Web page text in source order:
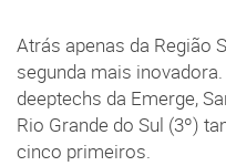
Atrás apenas da Região
segunda mais
deeptechs da Emerge,
Rio Grande do Sul (3º)
cinco primeiros.